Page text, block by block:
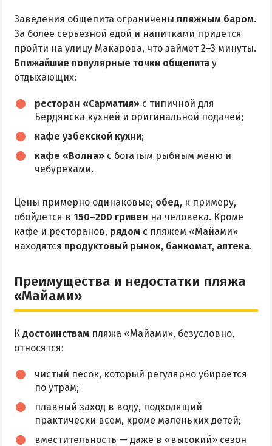
Заведения общепита ограничены пляжным баром.
За более серьезной едой и напитками придется
пройти на улицу Макарова, что займет 2–3 минуты.
Ближайшие популярные точки общепита у
отдыхающих:
ресторан «Сарматия» с типичной для
Бердянска кухней и оригинальной подачей;
кафе узбекской кухни;
кафе «Волна» с богатым рыбным меню и
чебуреками.
Цены примерно одинаковые; обед, к примеру,
обойдется в 150–200 гривен на человека. Кроме
кафе и ресторанов, рядом с пляжем «Майами»
находятся продуктовый рынок, банкомат, аптека.
Преимущества и недостатки пляжа
«Майами»
К достоинствам пляжа «Майами», безусловно,
относятся:
чистый песок, который регулярно убирается
по утрам;
плавный заход в воду, подходящий
практически всем, кроме маленьких детей;
вместительность — даже в «высокий» сезон